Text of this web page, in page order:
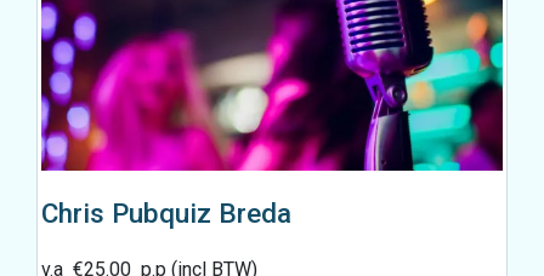
Chris Pubquiz Breda
v.a€25.00 p.p (incl BTW)